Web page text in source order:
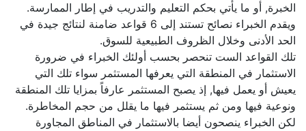
الخبرة, أو ما يأتي بحكم التعليم والتدريب في إطار الممارسة.
ويقدم الخبراء نصائح تستند إلى 6 قواعد ضامنة لنتائج جيدة في
الحد الأدنى وخلال الظروف الطبيعية للسوق.
تلك القواعد الست تنحصر بحسب أولئك الخبراء في ضرورة
الاستثمار في المنطقة التي يعرفها المستثمر سواء تلك التي
يعيش أو يعمل فيها, إذ يصبح المستثمر عارفاً بمزايا تلك المنطقة
ونوعية فيها ومن ثم يستثمر فيها ما يقلل من حجم المخاطرة.
لكن الخبراء ينصحون أيضا بالاستثمار في المناطق المجاورة